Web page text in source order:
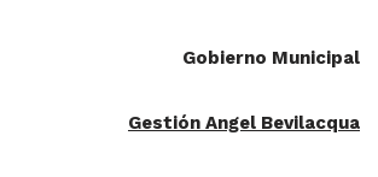
Gobierno Municipal
Gestión Angel Bevilacqua